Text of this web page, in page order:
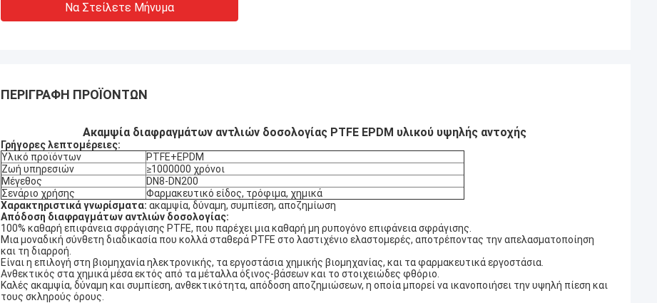
Να Στείλετε Μήνυμα
ΠΕΡΙΓΡΑΦΉ ΠΡΟΪΌΝΤΩΝ
Ακαμψία διαφραγμάτων αντλιών δοσολογίας PTFE EPDM υλικού υψηλής αντοχής
Γρήγορες λεπτομέρειες:
Υλικό προϊόντων
PTFE+EPDM
Ζωή υπηρεσιών
≥1000000 χρόνοι
Μέγεθος
DN8-DN200
Σενάριο χρήσης
Φαρμακευτικό είδος, τρόφιμα, χημικά
Χαρακτηριστικά γνωρίσματα: ακαμψία, δύναμη, συμπίεση, αποζημίωση
Απόδοση διαφραγμάτων αντλιών δοσολογίας:
100% καθαρή επιφάνεια σφράγισης PTFE, που παρέχει μια καθαρή μη ρυπογόνο επιφάνεια σφράγισης.
Μια μοναδική σύνθετη διαδικασία που κολλά σταθερά PTFE στο λαστιχένιο ελαστομερές, αποτρέποντας την απελασματοποίηση
και τη διαρροή.
Είναι η επιλογή στη βιομηχανία ηλεκτρονικής, τα εργοστάσια χημικής βιομηχανίας, και τα φαρμακευτικά εργοστάσια.
Ανθεκτικός στα χημικά μέσα εκτός από τα μέταλλα όξινος-βάσεων και το στοιχειώδες φθόριο.
Καλές ακαμψία, δύναμη και συμπίεση, ανθεκτικότητα, απόδοση αποζημιώσεων, η οποία μπορεί να ικανοποιήσει την υψηλή πίεση και
τους σκληρούς όρους.